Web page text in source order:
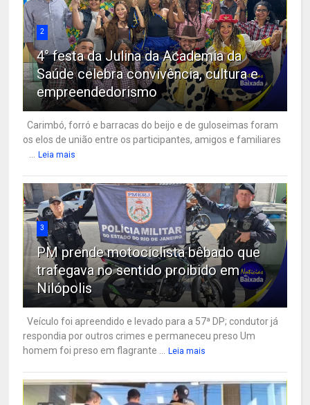
2
4° festa da Julina da Academia da
Saúde celebra convivência, cultura e
empreendedorismo
Carimbó, forró e barracas do beijo e de guloseimas foram
os elos de união entre os participantes, amigos e familiares
Leia mais
3
PM prende motociclista bêbado que
trafegava no sentido proibido em
Nilópolis
Veículo foi apreendido e levado para a 57ª DP; condutor já
respondia por outros crimes e permaneceu preso Um
homem foi preso em flagrante ...
Leia mais